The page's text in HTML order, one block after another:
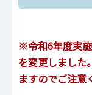
※令和6年度実
を変更しました。
ますのでご注意